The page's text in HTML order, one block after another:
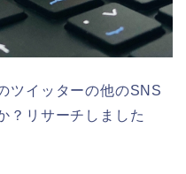
ツイッターの他のSNS
？リサーチしました